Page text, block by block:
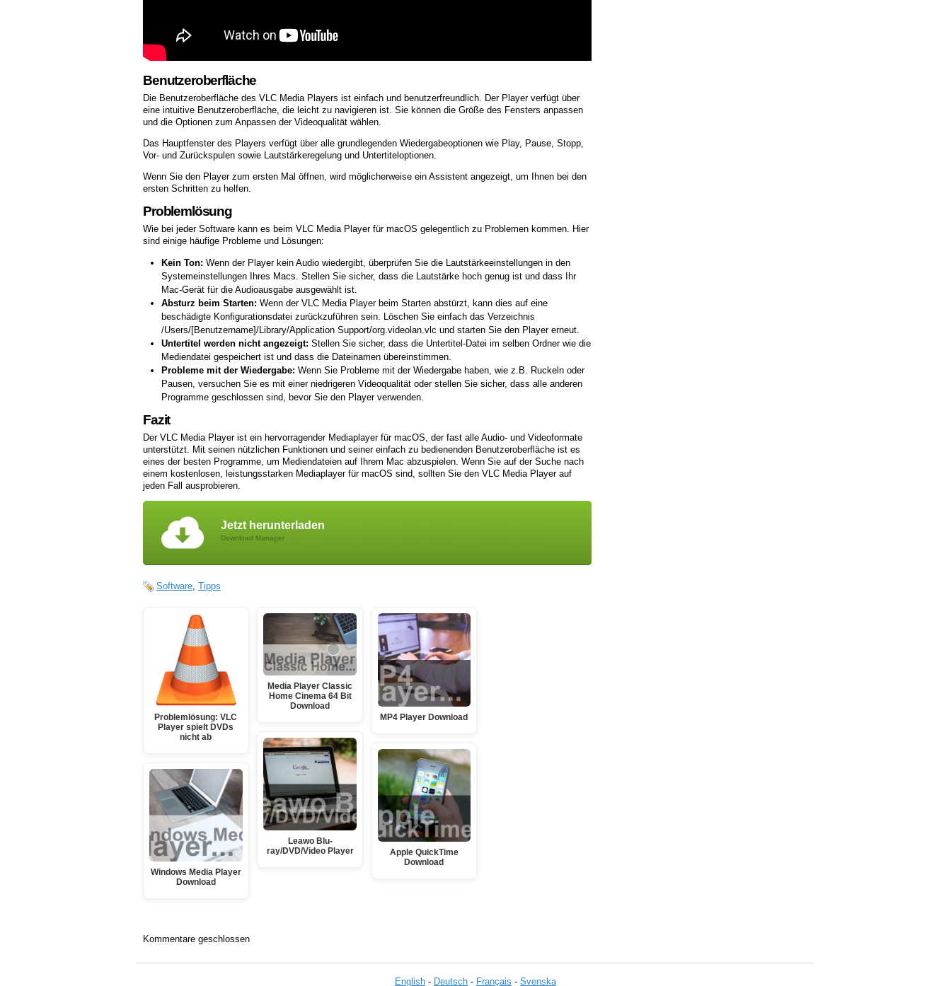
Benutzeroberfläche
Die Benutzeroberfläche des VLC Media Players ist einfach und benutzerfreundlich. Der Player verfügt über
eine intuitive Benutzeroberfläche, die leicht zu navigieren ist. Sie können die Größe des Fensters anpassen
und die Optionen zum Anpassen der Videoqualität wählen.
Das Hauptfenster des Players verfügt über alle grundlegenden Wiedergabeoptionen wie Play, Pause, Stopp,
Vor- und Zurückspulen sowie Lautstärkeregelung und Untertiteloptionen.
Wenn Sie den Player zum ersten Mal öffnen, wird möglicherweise ein Assistent angezeigt, um Ihnen bei den
ersten Schritten zu helfen.
Problemlösung
Wie bei jeder Software kann es beim VLC Media Player für macOS gelegentlich zu Problemen kommen. Hier
sind einige häufige Probleme und Lösungen:
Kein Ton: Wenn der Player kein Audio wiedergibt, überprüfen Sie die Lautstärkeeinstellungen in den
Systemeinstellungen Ihres Macs. Stellen Sie sicher, dass die Lautstärke hoch genug ist und dass Ihr
Mac-Gerät für die Audioausgabe ausgewählt ist.
Absturz beim Starten: Wenn der VLC Media Player beim Starten abstürzt, kann dies auf eine
beschädigte Konfigurationsdatei zurückzuführen sein. Löschen Sie einfach das Verzeichnis
/Users/[Benutzername]/Library/Application Support/org.videolan.vlc und starten Sie den Player erneut.
Untertitel werden nicht angezeigt: Stellen Sie sicher, dass die Untertitel-Datei im selben Ordner wie die
Mediendatei gespeichert ist und dass die Dateinamen übereinstimmen.
Probleme mit der Wiedergabe: Wenn Sie Probleme mit der Wiedergabe haben, wie z.B. Ruckeln oder
Pausen, versuchen Sie es mit einer niedrigeren Videoqualität oder stellen Sie sicher, dass alle anderen
Programme geschlossen sind, bevor Sie den Player verwenden.
Fazit
Der VLC Media Player ist ein hervorragender Mediaplayer für macOS, der fast alle Audio- und Videoformate
unterstützt. Mit seinen nützlichen Funktionen und seiner einfach zu bedienenden Benutzeroberfläche ist es
eines der besten Programme, um Mediendateien auf Ihrem Mac abzuspielen. Wenn Sie auf der Suche nach
einem kostenlosen, leistungsstarken Mediaplayer für macOS sind, sollten Sie den VLC Media Player auf
jeden Fall ausprobieren.
Jetzt herunterladen
Download Manager
Software, Tipps
Problemlösung: VLC
Player spielt DVDs
nicht ab
Windows Media Player
Download
Media Player Classic
Home Cinema 64 Bit
Download
Leawo Blu-
ray/DVD/Video Player
MP4 Player Download
Apple QuickTime
Download
Kommentare geschlossen
English - Deutsch - Français - Svenska